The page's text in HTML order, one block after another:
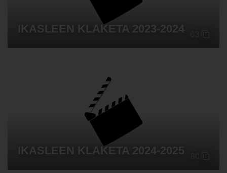
IKASLEEN KLAKETA 2023-2024
IKASLEEN KLAKETA 2024-2025